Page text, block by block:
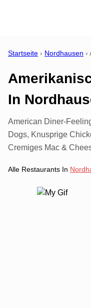
Startseite › Nordhausen ›
In
American Diner-
Dogs, Knusprige
Cremiges Mac &
Alle Restaurants In